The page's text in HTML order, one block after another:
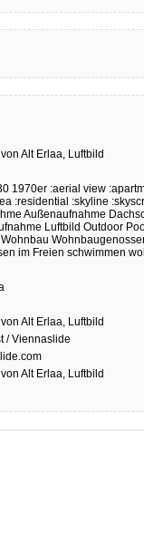
von Alt Erlaa, Luftbild
1970er :aerial view
:residential :skyline
Außenaufnahme
Luftbild Outdoor
Wohnbau
im Freien schwimmen
Alt Erlaa, Luftbild
/ Viennaslide
Alt Erlaa, Luftbild